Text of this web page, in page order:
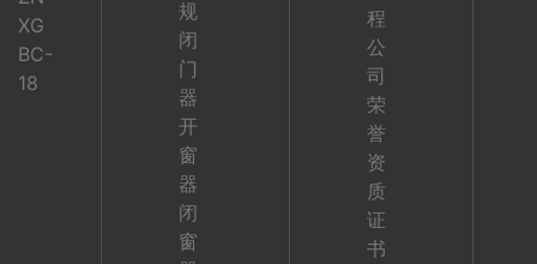
XG
BC-
18
规
闭
门
器
开
窗
器
闭
窗
程
公
司
荣
誉
资
质
证
书